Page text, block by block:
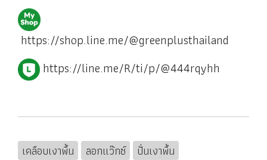
https://shop.line.me/@greenplusthailand
https://line.me/R/ti/p/@444rqyhh
เคลือบเงาพื้น ลอกแว๊กซ์
ปั่นเงาพื้น